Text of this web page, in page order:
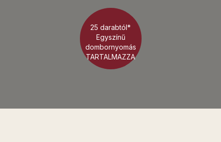
25 darabtól*
Egyszínű
dombornyomás
TARTALMAZZA